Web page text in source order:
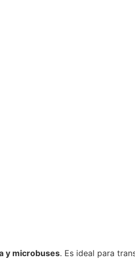
y microbuses. Es ideal para